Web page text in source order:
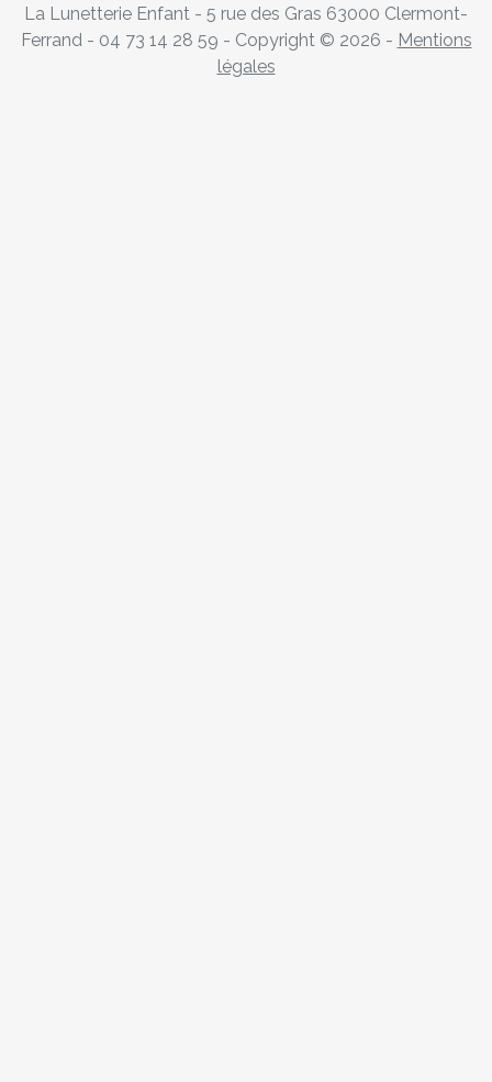
La Lunetterie Enfant - 5 rue des Gras 63000 Clermont-
Ferrand - 04 73 14 28 59 - Copyright © 2026 - Mentions
légales